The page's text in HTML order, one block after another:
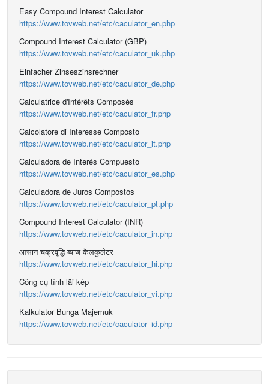
Easy Compound Interest Calculator
https://www.tovweb.net/etc/caculator_en.php
Compound Interest Calculator (GBP)
https://www.tovweb.net/etc/caculator_uk.php
Einfacher Zinseszinsrechner
https://www.tovweb.net/etc/caculator_de.php
Calculatrice d'Intérêts Composés
https://www.tovweb.net/etc/caculator_fr.php
Calcolatore di Interesse Composto
https://www.tovweb.net/etc/caculator_it.php
Calculadora de Interés Compuesto
https://www.tovweb.net/etc/caculator_es.php
Calculadora de Juros Compostos
https://www.tovweb.net/etc/caculator_pt.php
Compound Interest Calculator (INR)
https://www.tovweb.net/etc/caculator_in.php
आसान चक्रवृद्धि ब्याज कैलकुलेटर
https://www.tovweb.net/etc/caculator_hi.php
Công cụ tính lãi kép
https://www.tovweb.net/etc/caculator_vi.php
Kalkulator Bunga Majemuk
https://www.tovweb.net/etc/caculator_id.php